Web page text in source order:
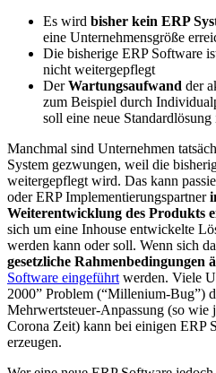
Es wird bisher kein ERP
eine Unternehmensgröße
Die bisherige ERP Software
nicht weitergepflegt
DerWartungsaufwand der
zum Beispiel durch
soll eine neue
Manchmal sind Unternehmen
System gezwungen, weil die
weitergepflegt wird. Das kann
oder ERP Implementierungspartner
Weiterentwicklung des Produkts
sich um eine Inhouse entwickelte
werden kann oder soll. Wenn sich
gesetzliche Rahmenbedingungen
Software eingeführt werden. Viele
2000” Problem (“Millenium-Bug”)
Mehrwertsteuer-Anpassung (so wie
Corona Zeit) kann bei einigen ERP
erzeugen.